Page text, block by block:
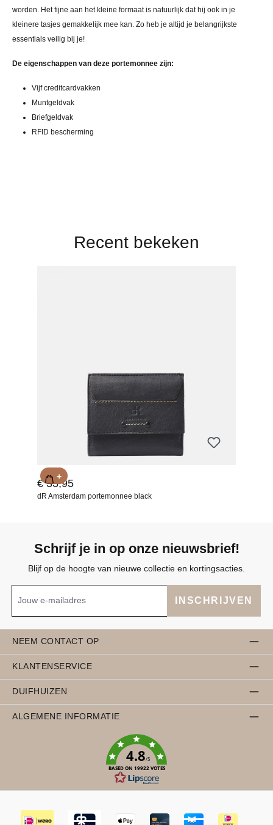
worden. Het fijne aan het kleine formaat is natuurlijk dat hij ook in je
kleinere tasjes gemakkelijk mee kan. Zo heb je altijd je belangrijkste
essentials veilig bij je!
De eigenschappen van deze portemonnee zijn:
Vijf creditcardvakken
Muntgeldvak
Briefgeldvak
RFID bescherming
Recent bekeken
€ 33,95
dR Amsterdam portemonnee black
+
Schrijf je in op onze nieuwsbrief!
Blijf op de hoogte van nieuwe collectie en kortingsacties.
INSCHRIJVEN
NEEM CONTACT OP
KLANTENSERVICE
DUIFHUIZEN
ALGEMENE INFORMATIE
4.8/5
BASED ON 19922 VOTES